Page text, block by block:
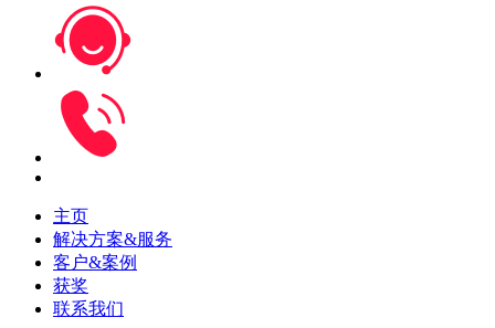
主页
解决方案&服务
客户&案例
获奖
联系我们